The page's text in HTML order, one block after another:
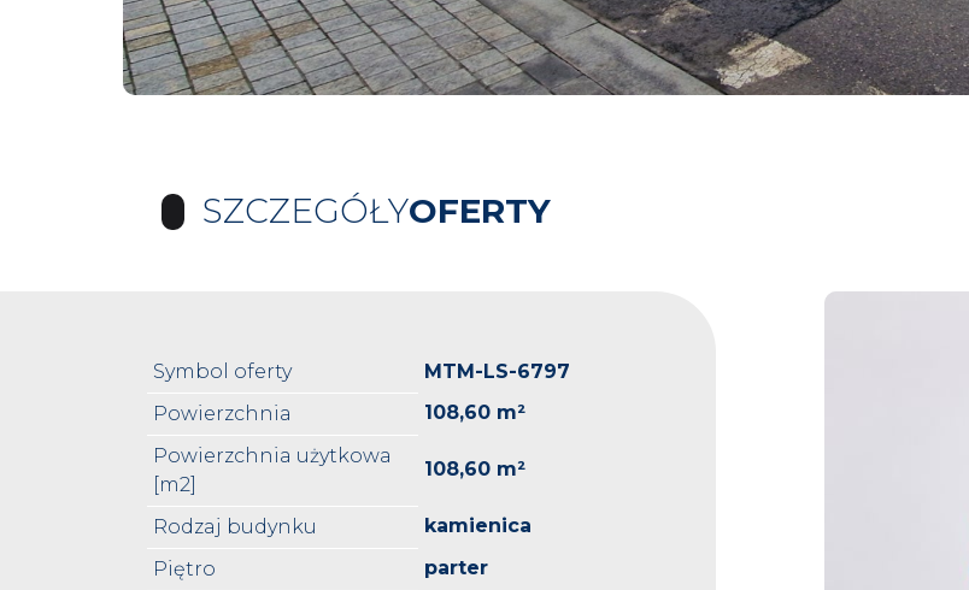
SZCZEGÓŁYOFERTY
Symbol oferty
MTM-LS-6797
Powierzchnia
108,60 m²
Powierzchnia użytkowa
[m2]
108,60 m²
Rodzaj budynku
kamienica
Piętro
parter